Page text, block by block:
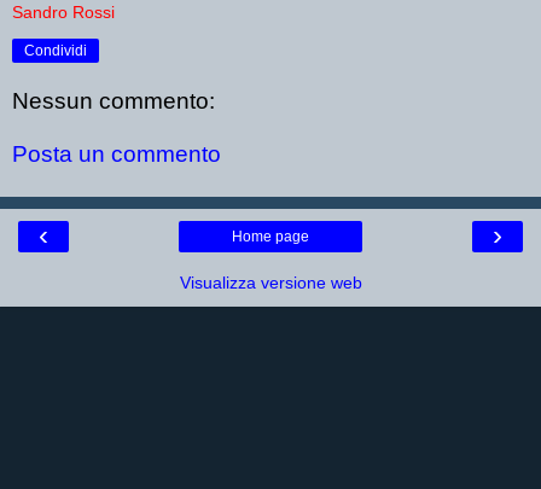
Sandro Rossi
Condividi
Nessun commento:
Posta un commento
‹ ›
Home page
Visualizza versione web